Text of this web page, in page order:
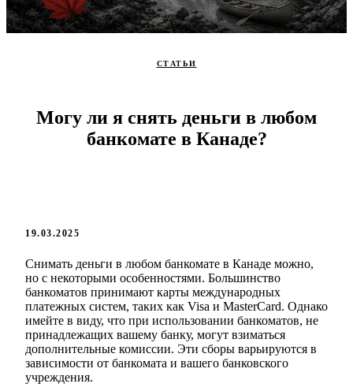
СТАТЬИ
Могу ли я снять деньги в любом
банкомате в Канаде?
19.03.2025
Снимать деньги в любом банкомате в Канаде можно,
но с некоторыми особенностями. Большинство
банкоматов принимают карты международных
платежных систем, таких как Visa и MasterCard. Однако
имейте в виду, что при использовании банкоматов, не
принадлежащих вашему банку, могут взиматься
дополнительные комиссии. Эти сборы варьируются в
зависимости от банкомата и вашего банковского
учреждения.